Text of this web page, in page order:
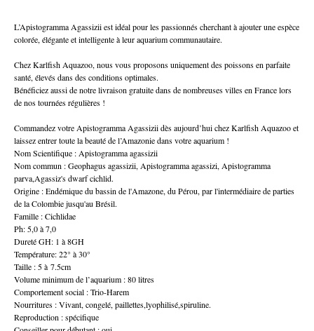
L’Apistogramma Agassizii est idéal pour les passionnés cherchant à ajouter une espèce
colorée, élégante et intelligente à leur aquarium communautaire.
Chez Karlfish Aquazoo, nous vous proposons uniquement des poissons en parfaite
santé, élevés dans des conditions optimales.
Bénéficiez aussi de notre livraison gratuite dans de nombreuses villes en France lors
de nos tournées régulières !
Commandez votre Apistogramma Agassizii dès aujourd’hui chez Karlfish Aquazoo et
laissez entrer toute la beauté de l’Amazonie dans votre aquarium !
Nom Scientifique : Apistogramma agassizii
Nom commun : Geophagus agassizii, Apistogramma agassizi, Apistogramma
parva,Agassiz's dwarf cichlid.
Origine : Endémique du bassin de l'Amazone, du Pérou, par l'intermédiaire de parties
de la Colombie jusqu'au Brésil.
Famille : Cichlidae
Ph: 5,0 à 7,0
Dureté GH: 1 à 8GH
Température: 22° à 30°
Taille : 5 à 7.5cm
Volume minimum de l’aquarium : 80 litres
Comportement social : Trio-Harem
Nourritures : Vivant, congelé, paillettes,lyophilisé,spiruline.
Reproduction : spécifique